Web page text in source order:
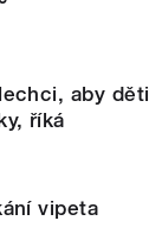
aby děti
říká
vipeta